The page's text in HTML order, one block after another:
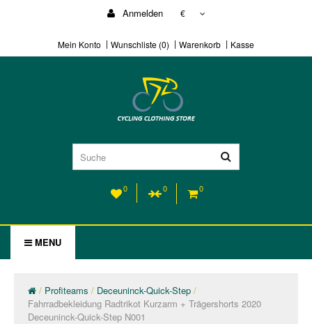
Anmelden €
Mein Konto Wunschliste (0) Warenkorb Kasse
0 0 0
MENU
Profiteams
Deceuninck-Quick-Step
Fahrradbekleidung Radtrikot Kurzarm + Trägershorts 2020
Deceuninck-Quick-Step N001